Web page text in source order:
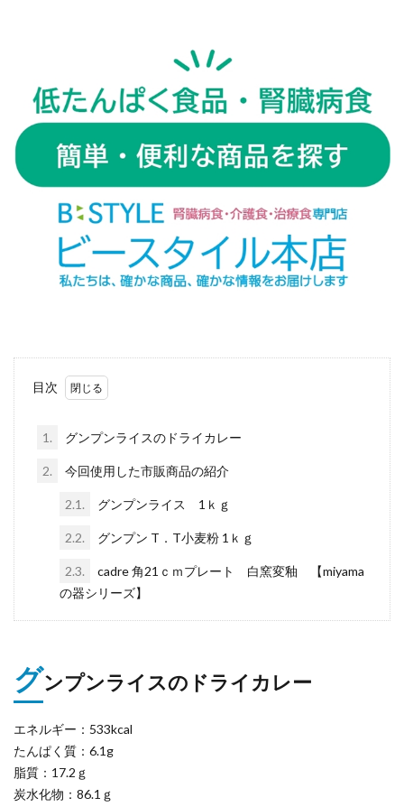
目次
1. グンプンライスのドライカレー
2. 今回使用した市販商品の紹介
2.1. グンプンライス 1ｋｇ
2.2. グンプン T．T小麦粉 1ｋｇ
2.3.
cadre 角21ｃｍプレート 白窯変釉 【miyama
の器シリーズ】
グンプンライスのドライカレー
エネルギー：533kcal
たんぱく質：6.1g
脂質：17.2ｇ
炭水化物：86.1ｇ